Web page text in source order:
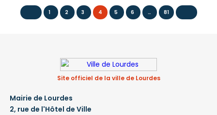
partage. Un beau succès qui illustre le dynamisme du
club et sa volonté de faire vivre ses valeurs bien au-delà
1 2 3 4 5 6 … 81
Site officiel de la ville de Lourdes
Mairie de Lourdes
2, rue de l'Hôtel de Ville